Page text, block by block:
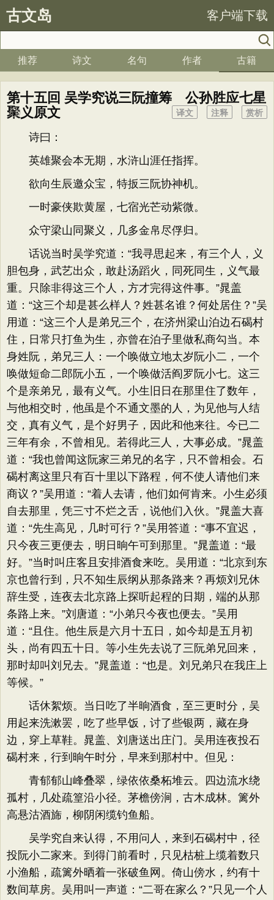
古文岛 客户端下载
推荐 诗文 名句 作者 古籍
第十五回 吴学究说三阮撞筹 公孙胜应七星
聚义原文
赏析
注释
译文
诗曰：
英雄聚会本无期，水浒山涯任指挥。
欲向生辰邀众宝，特扳三阮协神机。
一时豪侠欺黄屋，七宿光芒动紫微。
众守梁山同聚义，几多金帛尽俘归。
话说当时吴学究道：“我寻思起来，有三个人，义
胆包身，武艺出众，敢赴汤蹈火，同死同生，义气最
重。只除非得这三个人，方才完得这件事。”晁盖
道：“这三个却是甚么样人？姓甚名谁？何处居住？”吴
用道：“这三个人是弟兄三个，在济州梁山泊边石碣村
住，日常只打鱼为生，亦曾在泊子里做私商勾当。本
身姓阮，弟兄三人：一个唤做立地太岁阮小二，一个
唤做短命二郎阮小五，一个唤做活阎罗阮小七。这三
个是亲弟兄，最有义气。小生旧日在那里住了数年，
与他相交时，他虽是个不通文墨的人，为见他与人结
交，真有义气，是个好男子，因此和他来往。今已二
三年有余，不曾相见。若得此三人，大事必成。”晁盖
道：“我也曾闻这阮家三弟兄的名字，只不曾相会。石
碣村离这里只有百十里以下路程，何不使人请他们来
商议？”吴用道：“着人去请，他们如何肯来。小生必须
自去那里，凭三寸不烂之舌，说他们入伙。”晁盖大喜
道：“先生高见，几时可行？”吴用答道：“事不宜迟，
只今夜三更便去，明日晌午可到那里。”晁盖道：“最
好。”当时叫庄客且安排酒食来吃。吴用道：“北京到东
京也曾行到，只不知生辰纲从那条路来？再烦刘兄休
辞生受，连夜去北京路上探听起程的日期，端的从那
条路上来。”刘唐道：“小弟只今夜也便去。”吴用
道：“且住。他生辰是六月十五日，如今却是五月初
头，尚有四五十日。等小生先去说了三阮弟兄回来，
那时却叫刘兄去。”晁盖道：“也是。刘兄弟只在我庄上
等候。”
话休絮烦。当日吃了半晌酒食，至三更时分，吴
用起来洗漱罢，吃了些早饭，讨了些银两，藏在身
边，穿上草鞋。晁盖、刘唐送出庄门。吴用连夜投石
碣村来，行到晌午时分，早来到那村中。但见：
青郁郁山峰叠翠，绿依依桑柘堆云。四边流水绕
孤村，几处疏篁沿小径。茅檐傍涧，古木成林。篱外
高悬沽酒旆，柳阴闲缆钓鱼船。
吴学究自来认得，不用问人，来到石碣村中，径
投阮小二家来。到得门前看时，只见枯桩上缆着数只
小渔船，疏篱外晒着一张破鱼网。倚山傍水，约有十
数间草房。吴用叫一声道：“二哥在家么？”只见一个人